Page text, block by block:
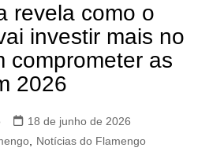
revela como o
investir mais no
comprometer as
2026
18 de junho de 2026
, Notícias do Flamengo